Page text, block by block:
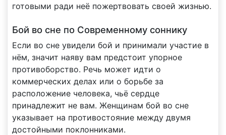
готовыми ради неё пожертвовать своей жизнью.
Бой во сне по Современному соннику
Если во сне увидели бой и принимали участие в
нём, значит наяву вам предстоит упорное
противоборство. Речь может идти о
коммерческих делах или о борьбе за
расположение человека, чьё сердце
принадлежит не вам. Женщинам бой во сне
указывает на противостояние между двумя
достойными поклонниками.